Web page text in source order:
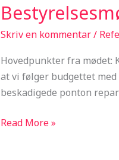
Skriv en kommentar/
Hovedpunkter fra mødet:
at vi følger budgettet
beskadigede ponton
Bestyrelsesmøde
09/04-
2010
Read More »